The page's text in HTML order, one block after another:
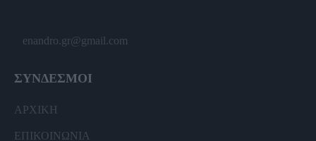
enandro.gr@gmail.com
ΣΥΝΔΕΣΜΟΙ
ΑΡΧΙΚΗ
ΕΠΙΚΟΙΝΩΝΙΑ